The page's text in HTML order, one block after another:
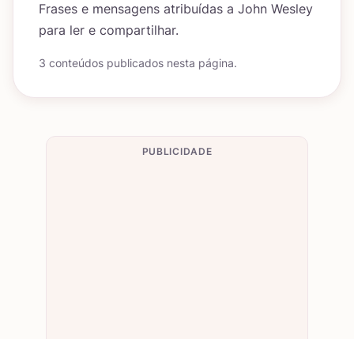
Frases e mensagens atribuídas a John Wesley
para ler e compartilhar.
3 conteúdos publicados nesta página.
PUBLICIDADE